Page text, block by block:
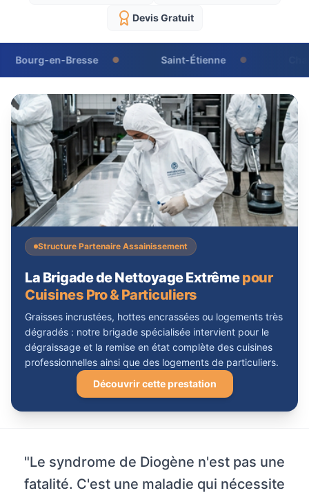
Devis Gratuit
Bresse ● Saint-Étienne ● Chalon-sur-
Structure Partenaire Assainissement
La Brigade de Nettoyage Extrêmepour
Cuisines Pro & Particuliers
Graisses incrustées, hottes encrassées ou logements très
dégradés : notre brigade spécialisée intervient pour le
dégraissage et la remise en état complète des cuisines
professionnelles ainsi que des logements de particuliers.
Découvrir cette prestation
"Le syndrome de Diogène n'est pas une
fatalité. C'est une maladie qui nécessite